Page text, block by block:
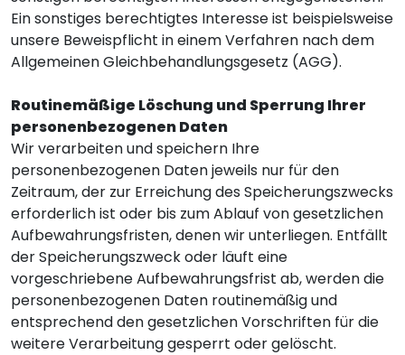
Ein sonstiges berechtigtes Interesse ist beispielsweise
unsere Beweispflicht in einem Verfahren nach dem
Allgemeinen Gleichbehandlungsgesetz (AGG).
Routinemäßige Löschung und Sperrung Ihrer
personenbezogenen Daten
Wir verarbeiten und speichern Ihre
personenbezogenen Daten jeweils nur für den
Zeitraum, der zur Erreichung des Speicherungszwecks
erforderlich ist oder bis zum Ablauf von gesetzlichen
Aufbewahrungsfristen, denen wir unterliegen. Entfällt
der Speicherungszweck oder läuft eine
vorgeschriebene Aufbewahrungsfrist ab, werden die
personenbezogenen Daten routinemäßig und
entsprechend den gesetzlichen Vorschriften für die
weitere Verarbeitung gesperrt oder gelöscht.